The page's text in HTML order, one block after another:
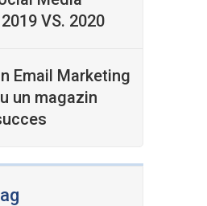
VS. 2020
Email Marketing
un magazin